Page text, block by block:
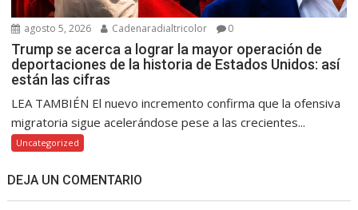
agosto 5, 2026 Cadenaradialtricolor 0
Trump se acerca a lograr la mayor operación de
deportaciones de la historia de Estados Unidos: así
están las cifras
LEA TAMBIÉN El nuevo incremento confirma que la ofensiva
migratoria sigue acelerándose pese a las crecientes...
Uncategorized
DEJA UN COMENTARIO